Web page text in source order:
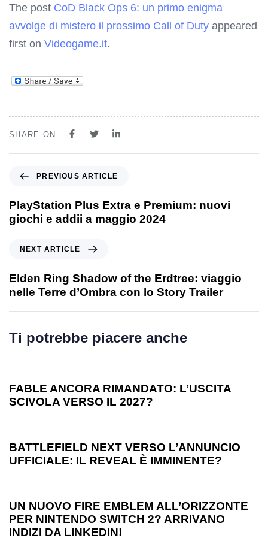
The post CoD Black Ops 6: un primo enigma
avvolge di mistero il prossimo Call of Duty appeared
first on Videogame.it.
SHARE ON
PREVIOUS ARTICLE
PlayStation Plus Extra e Premium: nuovi
giochi e addii a maggio 2024
NEXT ARTICLE
Elden Ring Shadow of the Erdtree: viaggio
nelle Terre d’Ombra con lo Story Trailer
Ti potrebbe piacere anche
FABLE ANCORA RIMANDATO: L’USCITA
SCIVOLA VERSO IL 2027?
BATTLEFIELD NEXT VERSO L’ANNUNCIO
UFFICIALE: IL REVEAL È IMMINENTE?
UN NUOVO FIRE EMBLEM ALL’ORIZZONTE
PER NINTENDO SWITCH 2? ARRIVANO
INDIZI DA LINKEDIN!